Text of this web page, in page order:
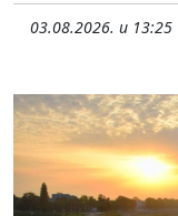
03.08.2026. u 13:25